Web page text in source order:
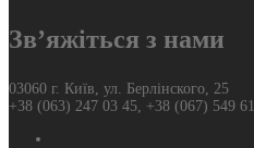
Зв’яжіться з нами
03060 г. Київ, ул. Берлінского, 25
+38 (063) 247 03 45, +38 (067) 549